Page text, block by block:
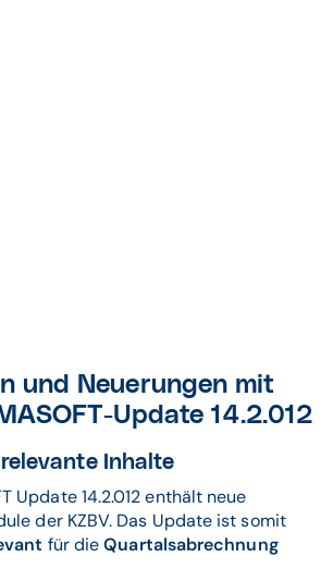
und Neuerungen mit
Update 14.2.012
Inhalte
Update 14.2.012 enthält neue
der KZBV. Das Update ist somit
für dieQuartalsabrechnung